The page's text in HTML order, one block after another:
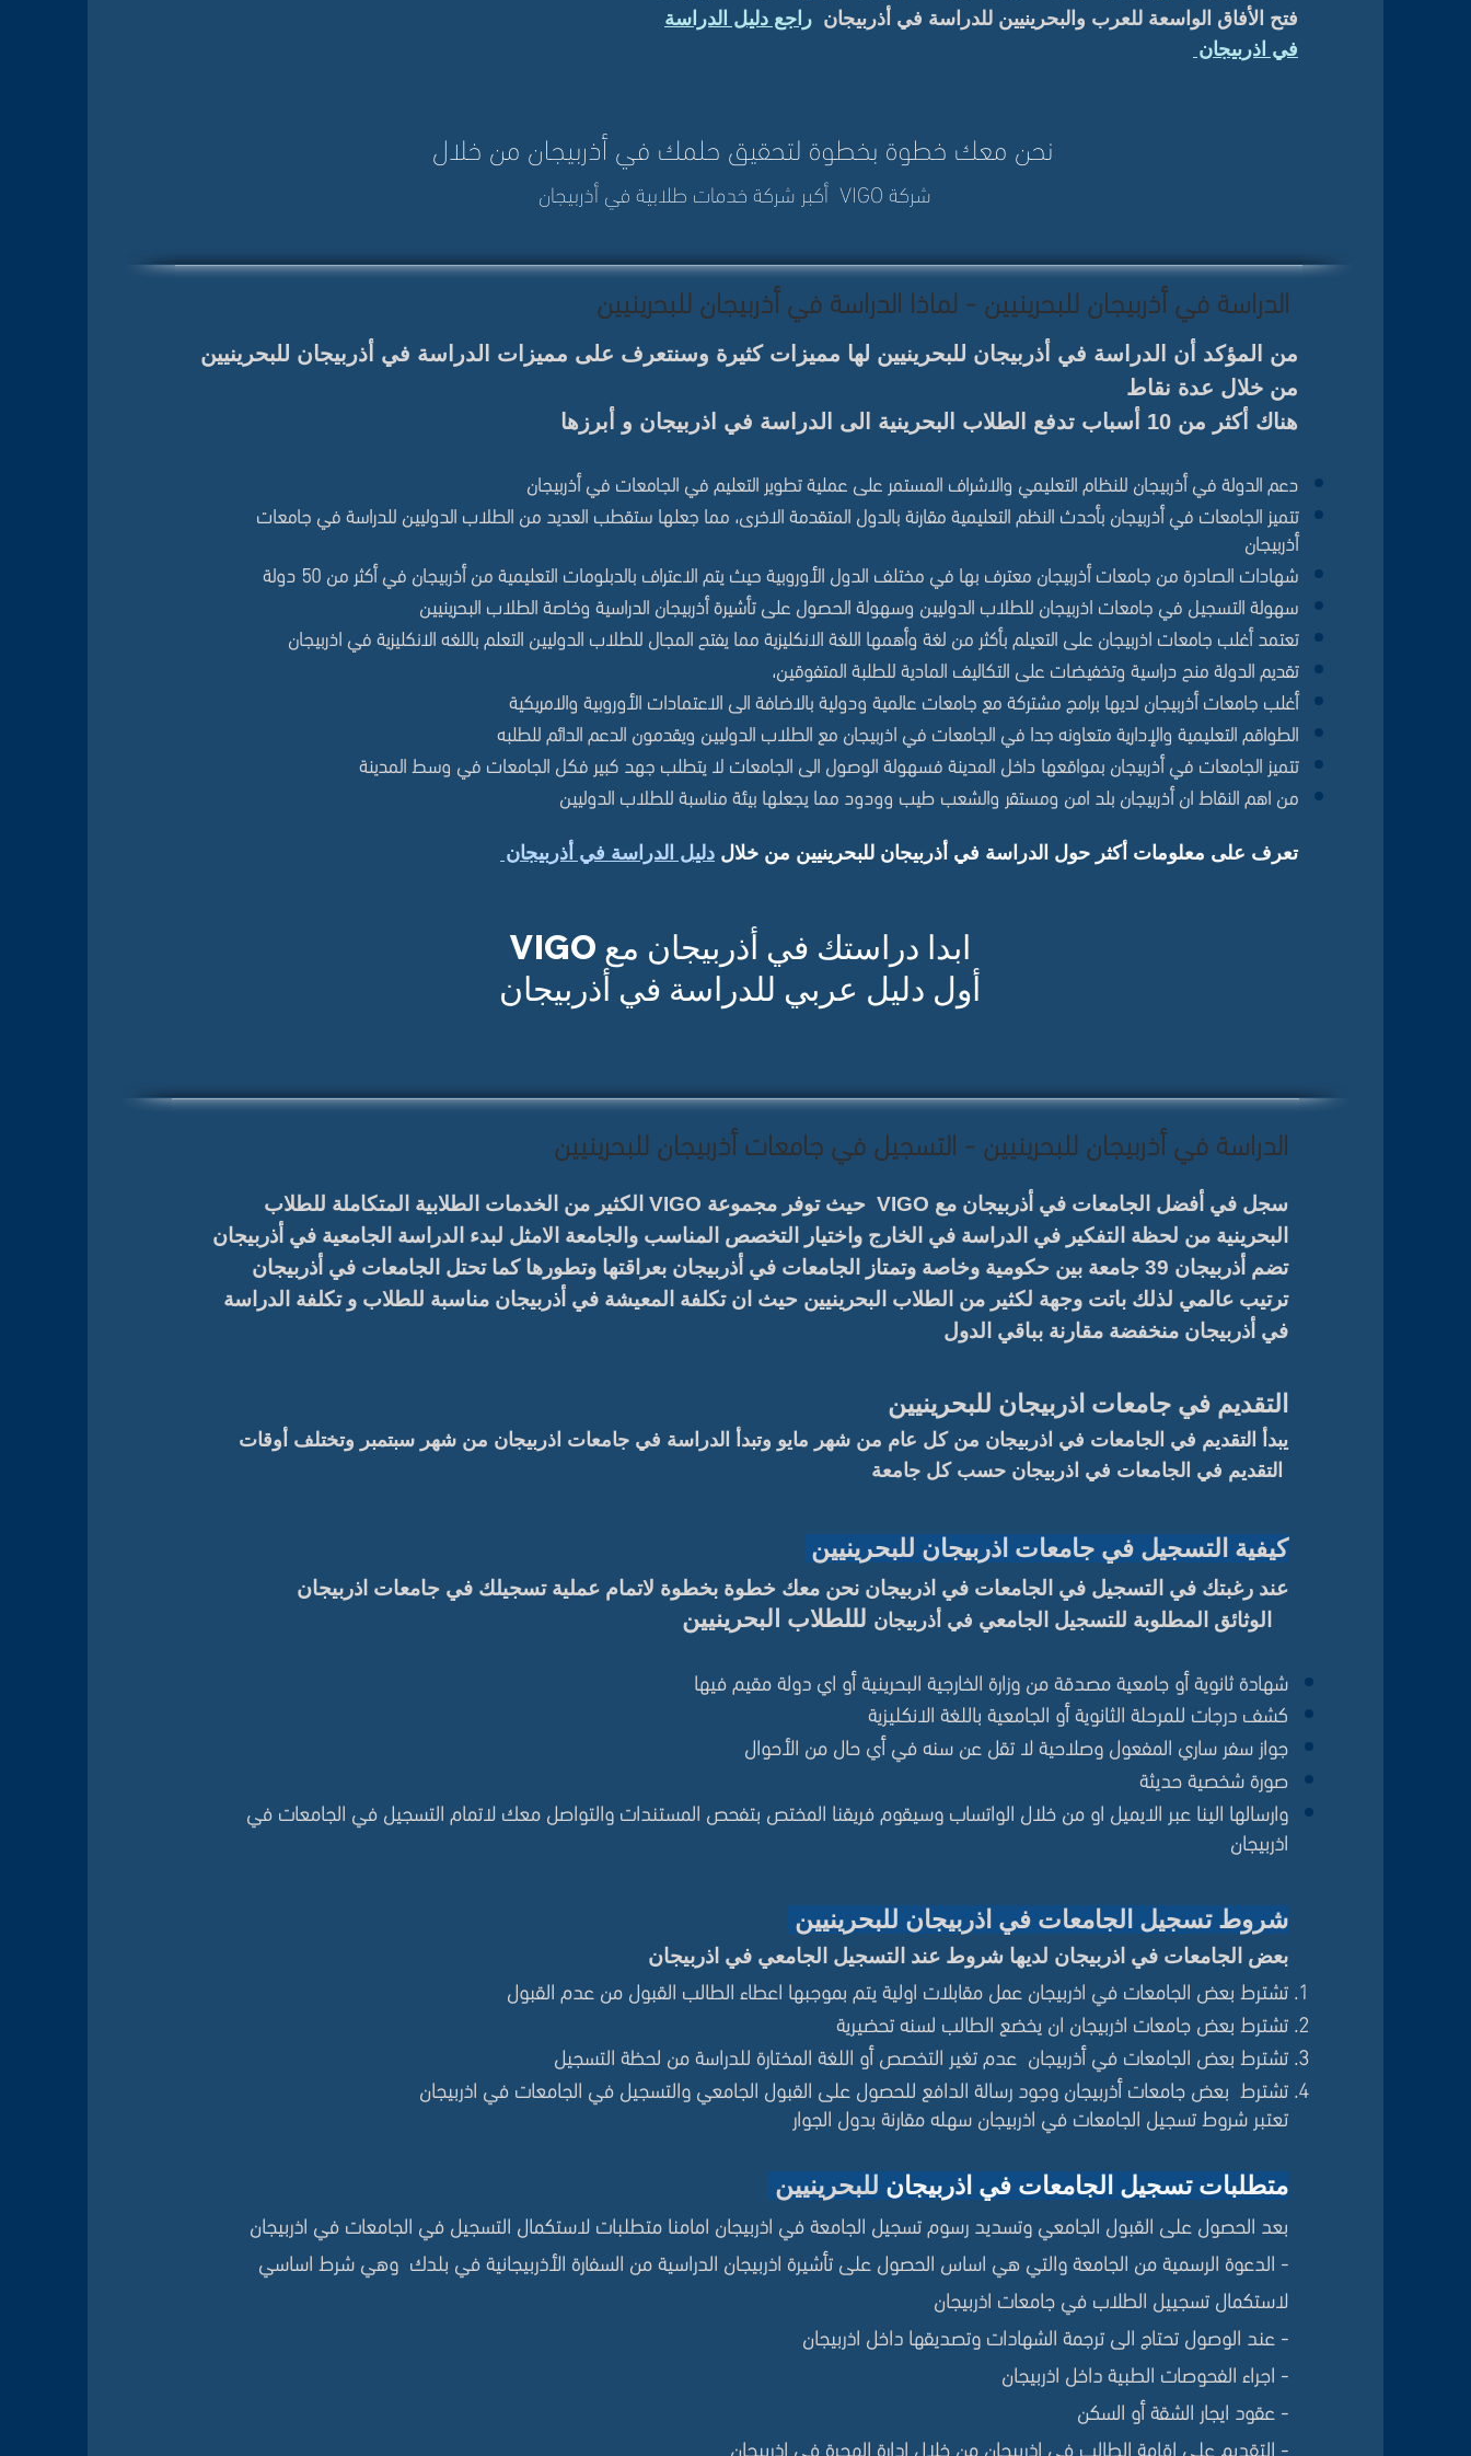
فتح الأفاق الواسعة للعرب والبحرينيين للدراسة في أذربيجان راجع دليل الدراسة
في اذربيجان
نحن معك خطوة بخطوة لتحقيق حلمك في أذربيجان من خلال
شركة VIGO أكبر شركة خدمات طلابية في أذربيجان
الدراسة في أذربيجان للبحرينيين - لماذا الدراسة في أذربيجان للبحرينيين
من المؤكد أن الدراسة في أذربيجان للبحرينيين لها مميزات كثيرة وسنتعرف على مميزات الدراسة في أذربيجان للبحرينيين
من خلال عدة نقاط
هناك أكثر من 10 أسباب تدفع الطلاب البحرينية
الى الدراسة في اذربيجان و أبرزها
دعم الدولة في أذربيجان للنظام التعليمي والاشراف المستمر على عملية تطوير التعليم في الجامعات في أذربيجان
تتميز الجامعات في أذربيجان بأحدث النظم التعليمية مقارنة بالدول المتقدمة الاخرى، مما جعلها ستقطب العديد من الطلاب الدوليين للدراسة في جامعات
أذربيجان
شهادات الصادرة من جامعات أذربيجان معترف بها في مختلف الدول الأوروبية حيث يتم الاعتراف بالدبلومات التعليمية من أذربيجان في أكثر من 50 دولة
سهولة التسجيل في جامعات اذربيجان للطلاب الدوليين وسهولة الحصول على تأشيرة أذربيجان الدراسية وخاصة الطلاب البحرينيين
تعتمد أغلب جامعات اذربيجان على التعيلم بأكثر من لغة وأهمها اللغة الانكليزية مما يفتح المجال للطلاب الدوليين التعلم باللغه الانكليزية في اذربيجان
تقديم الدولة منح دراسية وتخفيضات على التكاليف المادية للطلبة المتفوقين،
أغلب جامعات أذربيجان لديها برامج مشتركة مع جامعات عالمية ودولية بالاضافة الى الاعتمادات الأوروبية والامريكية
الطواقم التعليمية والإدارية متعاونه جدا في الجامعات في اذربيجان مع الطلاب الدوليين ويقدمون الدعم الدائم للطلبه
تتميز الجامعات في أذربيجان بمواقعها داخل المدينة فسهولة الوصول الى الجامعات لا يتطلب جهد كبير فكل الجامعات في وسط المدينة
من اهم النقاط ان أذربيجان بلد امن ومستقر والشعب طيب وودود مما يجعلها بيئة مناسبة للطلاب الدوليين
تعرف على معلومات أكثر حول الدراسة في أذربيجان للبحرينيين من خلال دليل الدراسة في أذربيجان
ابدا دراستك في أذربيجان مع VIGO
أول دليل عربي للدراسة في أذربيجان
الدراسة في أذربيجان للبحرينيين - التسجيل في جامعات أذربيجان للبحرينيين
سجل في أفضل الجامعات في أذربيجان مع VIGO حيث توفر مجموعة VIGO الكثير من الخدمات الطلابية المتكاملة للطلاب
البحرينية من لحظة التفكير في الدراسة في الخارج واختيار التخصص المناسب والجامعة الامثل لبدء الدراسة الجامعية في أذربيجان
تضم أذربيجان 39 جامعة بين حكومية وخاصة وتمتاز الجامعات في أذربيجان بعراقتها وتطورها كما تحتل الجامعات في أذربيجان
ترتيب عالمي لذلك باتت وجهة لكثير من الطلاب البحرينيين حيث ان تكلفة المعيشة في أذربيجان مناسبة للطلاب و تكلفة الدراسة
في أذربيجان منخفضة مقارنة بباقي الدول
التقديم في جامعات اذربيجان للبحرينيين
يبدأ التقديم في الجامعات في اذربيجان من كل عام من شهر مايو وتبدأ الدراسة في جامعات اذربيجان من شهر سبتمبر وتختلف أوقات
كيفية التسجيل في جامعات اذربيجان للبحرينيين
عند رغبتك في التسجيل في الجامعات في اذربيجان نحن معك خطوة بخطوة لاتمام عملية تسجيلك في جامعات اذربيجان
الوثائق المطلوبة للتسجيل الجامعي في أذربيجان لللطلاب البحرينيين
شهادة ثانوية أو جامعية مصدقة من وزارة الخارجية البحرينيةأو اي دولة مقيم فيها
كشف درجات للمرحلة الثانوية أو الجامعية باللغة الانكليزية
جواز سفر ساري المفعول وصلاحية لا تقل عن سنه في أي حال من الأحوال
صورة شخصية حديثة
وارسالها الينا عبر الايميل او من خلال الواتساب وسيقوم فريقنا المختص بتفحص المستندات والتواصل معك لاتمام التسجيل في الجامعات في
اذربيجان
شروط تسجيل الجامعات في اذربيجان للبحرينيين
بعض الجامعات في اذربيجان لديها شروط عند التسجيل الجامعي في اذربيجان
تشترط بعض الجامعات في اذربيجان عمل مقابلات اولية يتم بموجبها اعطاء الطالب القبول من عدم القبول
تشترط بعض جامعات اذربيجان ان يخضع الطالب لسنه تحضيرية
تشترط بعض الجامعات في أذربيجان عدم تغير التخصص أو اللغة المختارة للدراسة من لحظة التسجيل
تشترط بعض جامعات أذربيجان وجود رسالة الدافع للحصول على القبول الجامعي والتسجيل في الجامعات في اذربيجان
تعتبر شروط تسجيل الجامعات في اذربيجان سهله مقارنة بدول الجوار
متطلبات تسجيل الجامعات في اذربيجان للبحرينيين
بعد الحصول على القبول الجامعي وتسديد رسوم تسجيل الجامعة في اذربيجان امامنا متطلبات لاستكمال التسجيل في الجامعات في اذربيجان
- الدعوة الرسمية من الجامعة والتي هي اساس الحصول على تأشيرة اذربيجان الدراسية من السفارة الأذربيجانية في بلدك وهي شرط اساسي
لاستكمال تسجييل الطلاب في جامعات اذربيجان
- عند الوصول تحتاج الى ترجمة الشهادات وتصديقها داخل اذربيجان
- اجراء الفحوصات الطبية داخل اذربيجان
- عقود ايجار الشقة أو السكن
- التقديم على اقامة الطالب في اذربيجان من خلال ادارة الهجرة في اذربيجان